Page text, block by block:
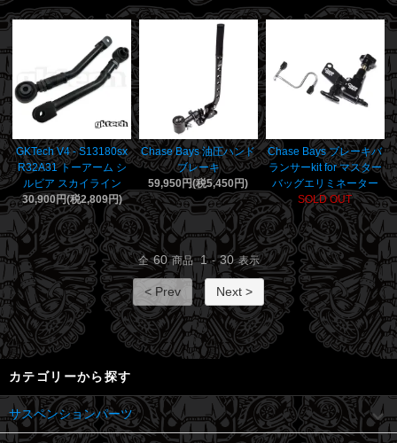
GKTech V4 - S13180sx
R32A31 トーアーム シ
ルビア スカイライン
30,900円(税2,809円)
Chase Bays 油圧ハンド
ブレーキ
59,950円(税5,450円)
Chase Bays ブレーキバ
ランサーkit for マスター
バッグエリミネーター
SOLD OUT
全 60 商品 1 - 30 表示
< Prev Next >
カテゴリーから探す
サスペンションパーツ